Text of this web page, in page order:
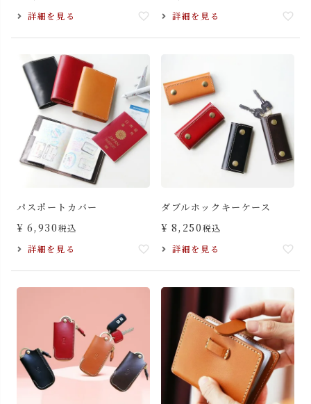
詳細を見る
詳細を見る
パスポートカバー
¥ 6,930税込
詳細を見る
ダブルホックキーケース
¥ 8,250税込
詳細を見る